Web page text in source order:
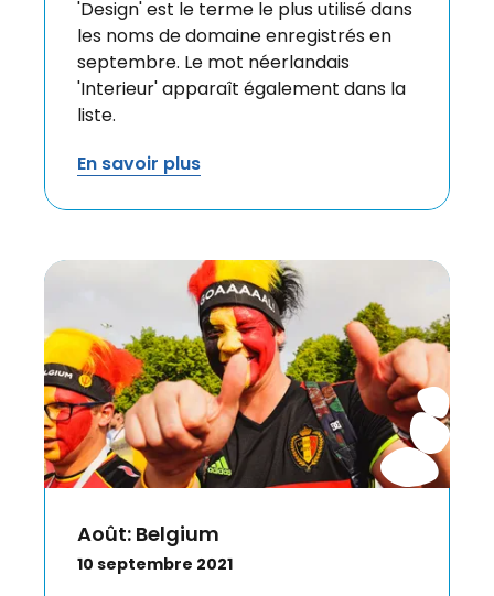
'Design' est le terme le plus utilisé dans
les noms de domaine enregistrés en
septembre. Le mot néerlandais
'Interieur' apparaît également dans la
liste.
En savoir plus
Août: Belgium
10 septembre 2021